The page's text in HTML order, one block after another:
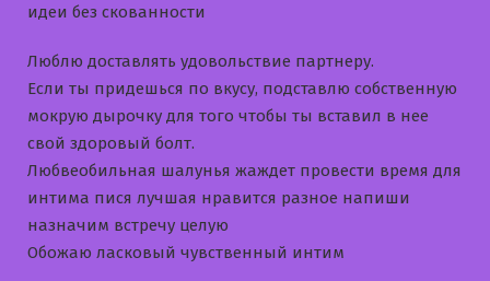
идеи без скованности
Люблю доставлять удовольствие партнеру.
Если ты придешься по вкусу, подставлю собственную
мокрую дырочку для того чтобы ты вставил в нее
свой здоровый болт.
Любвеобильная шалунья жаждет провести время для
интима пися лучшая нравится разное напиши
назначим встречу целую
Обожаю ласковый чувственный интим